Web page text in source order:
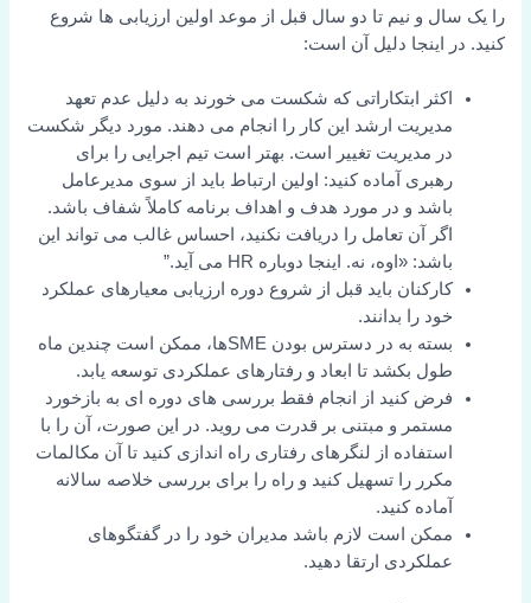
را یک سال و نیم تا دو سال قبل از موعد اولین ارزیابی ها شروع
کنید. در اینجا دلیل آن است:
اکثر ابتکاراتی که شکست می خورند به دلیل عدم تعهد
مدیریت ارشد این کار را انجام می دهند. مورد دیگر شکست
در مدیریت تغییر است. بهتر است تیم اجرایی را برای
رهبری آماده کنید: اولین ارتباط باید از سوی مدیرعامل
باشد و در مورد هدف و اهداف برنامه کاملاً شفاف باشد.
اگر آن تعامل را دریافت نکنید، احساس غالب می تواند این
باشد: «اوه، نه. اینجا دوباره HR می آید.”
کارکنان باید قبل از شروع دوره ارزیابی معیارهای عملکرد
خود را بدانند.
بسته به در دسترس بودن SMEها، ممکن است چندین ماه
طول بکشد تا ابعاد و رفتارهای عملکردی توسعه یابد.
فرض کنید از انجام فقط بررسی های دوره ای به بازخورد
مستمر و مبتنی بر قدرت می روید. در این صورت، آن را با
استفاده از لنگرهای رفتاری راه اندازی کنید تا آن مکالمات
مکرر را تسهیل کنید و راه را برای بررسی خلاصه سالانه
آماده کنید.
ممکن است لازم باشد مدیران خود را در گفتگوهای
عملکردی ارتقا دهید.